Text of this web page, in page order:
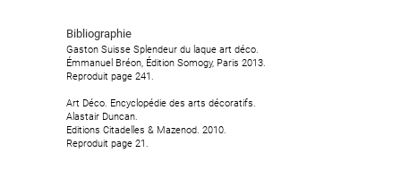
Bibliographie
Gaston Suisse Splendeur du laque art déco.
Émmanuel Bréon, Édition Somogy, Paris 2013.
Reproduit page 241.
Art Déco. Encyclopédie des arts décoratifs.
Alastair Duncan.
Editions Citadelles & Mazenod. 2010.
Reproduit page 21.